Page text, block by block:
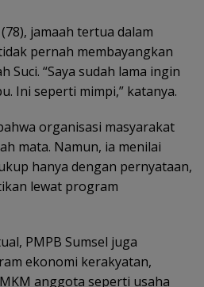
jamaah tertua dalam
pernah membayangkan
Suci. “Saya sudah lama ingin
Ini seperti mimpi,” katanya.
organisasi masyarakat
mata. Namun, ia menilai
hanya dengan pernyataan,
lewat program
PMPB Sumsel juga
ekonomi kerakyatan,
anggota seperti usaha